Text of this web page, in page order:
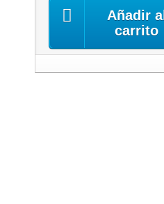
Añadir al
carrito